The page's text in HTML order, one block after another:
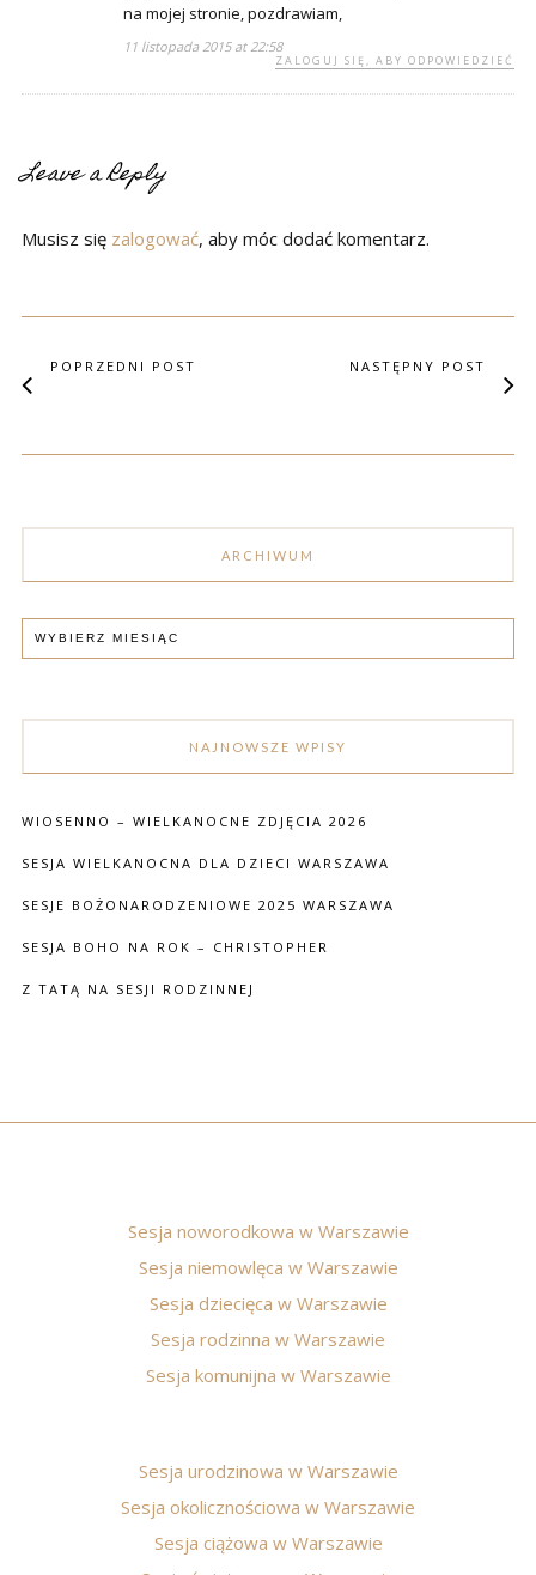
na mojej stronie, pozdrawiam,
11 listopada 2015 at 22:58
ZALOGUJ SIĘ, ABY ODPOWIEDZIEĆ
Leave a Reply
Musisz się zalogować, aby móc dodać komentarz.
POPRZEDNI POST NASTĘPNY POST
ARCHIWUM
NAJNOWSZE WPISY
WIOSENNO – WIELKANOCNE ZDJĘCIA 2026
SESJA WIELKANOCNA DLA DZIECI WARSZAWA
SESJE BOŻONARODZENIOWE 2025 WARSZAWA
SESJA BOHO NA ROK – CHRISTOPHER
Z TATĄ NA SESJI RODZINNEJ
Sesja noworodkowa w Warszawie
Sesja niemowlęca w Warszawie
Sesja dziecięca w Warszawie
Sesja rodzinna w Warszawie
Sesja komunijna w Warszawie
Sesja urodzinowa w Warszawie
Sesja okolicznościowa w Warszawie
Sesja ciążowa w Warszawie